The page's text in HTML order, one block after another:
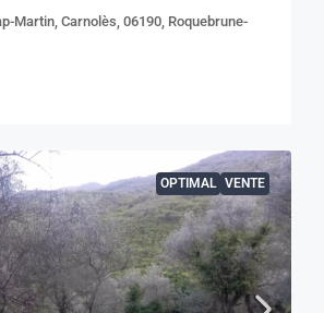
Martin, Carnolès, 06190, Roquebrune-
OPTIMAL VENTE